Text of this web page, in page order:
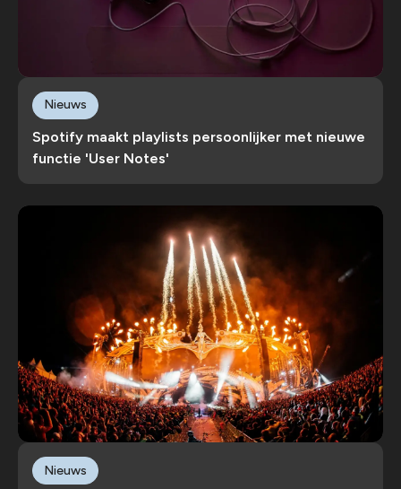
Spotify maakt playlists persoonlijker met nieuwe
functie 'User Notes'
Nieuws
Nieuws